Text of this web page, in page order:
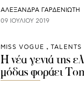
ΑΛΕΞΑΝΔΡΑ ΓΑΡΔΕΝΙΩΤΗ
09 ΙΟΥΛΊΟΥ 2019
MISS VOGUE TALENTS
Η νέα γενιά της
μόδας φοράει